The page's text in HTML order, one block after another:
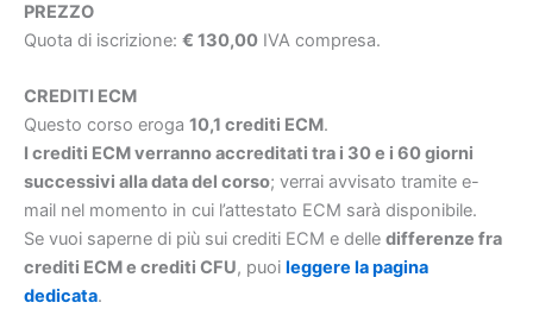
PREZZO
Quota di iscrizione: € 130,00 IVA compresa.
CREDITI ECM
Questo corso eroga 10,1 crediti ECM.
I crediti ECM verranno accreditati tra i 30 e i 60 giorni
successivi alla data del corso; verrai avvisato tramite e-
mail nel momento in cui l’attestato ECM sarà disponibile.
Se vuoi saperne di più sui crediti ECM e delle differenze fra
crediti ECM e crediti CFU, puoi leggere la pagina
dedicata.